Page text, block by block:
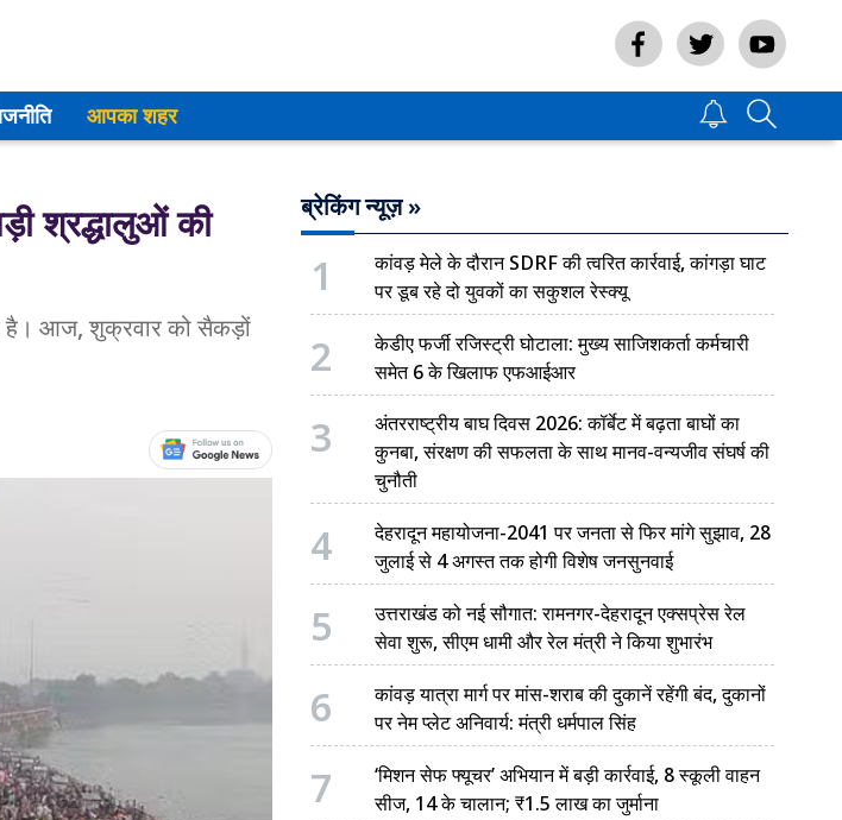
आपका शहर
श्रद्धालुओं की
है। आज, शुक्रवार को सैकड़ों
ब्रेकिंग न्यूज़ »
1
कांवड़ मेले के दौरान SDRF की त्वरित कार्रवाई, कांगड़ा घाट
पर डूब रहे दो युवकों का सकुशल रेस्क्यू
2
केडीए फर्जी रजिस्ट्री घोटाला: मुख्य साजिशकर्ता कर्मचारी
समेत 6 के खिलाफ एफआईआर
3
अंतरराष्ट्रीय बाघ दिवस 2026: कॉर्बेट में बढ़ता बाघों का
कुनबा, संरक्षण की सफलता के साथ मानव-वन्यजीव संघर्ष की
चुनौती
4
देहरादून महायोजना-2041 पर जनता से फिर मांगे सुझाव, 28
जुलाई से 4 अगस्त तक होगी विशेष जनसुनवाई
5
उत्तराखंड को नई सौगात: रामनगर-देहरादून एक्सप्रेस रेल
सेवा शुरू, सीएम धामी और रेल मंत्री ने किया शुभारंभ
6
कांवड़ यात्रा मार्ग पर मांस-शराब की दुकानें रहेंगी बंद, दुकानों
पर नेम प्लेट अनिवार्य: मंत्री धर्मपाल सिंह
7
‘मिशन सेफ फ्यूचर’ अभियान में बड़ी कार्रवाई, 8 स्कूली वाहन
सीज, 14 के चालान; ₹1.5 लाख का जुर्माना